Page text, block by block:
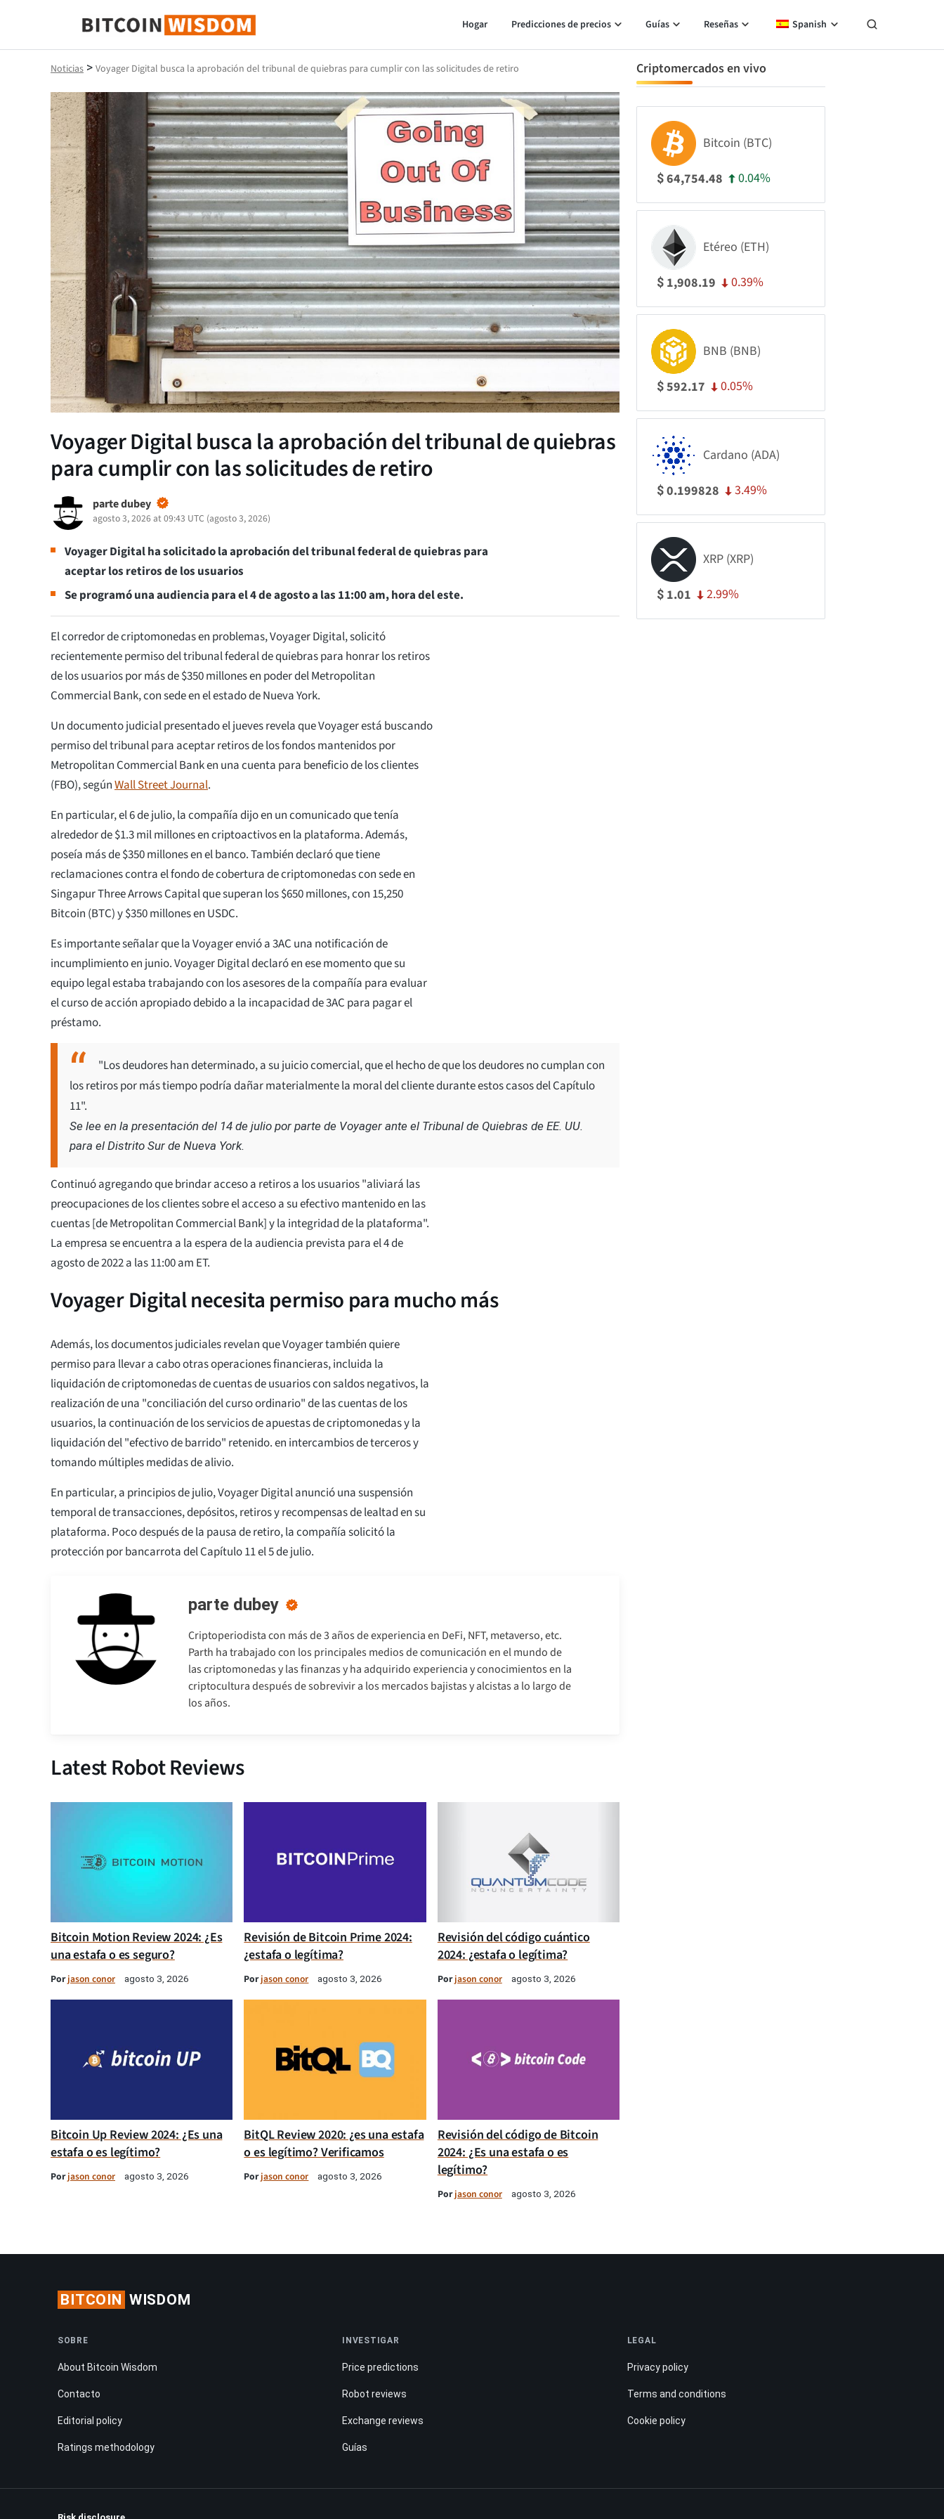
Sabiduría de Bitcoin
Hogar Predicciones de precios Guías Reseñas Spanish
Noticias > Voyager Digital busca la aprobación del tribunal de quiebras para cumplir con las solicitudes de retiro
Voyager Digital busca la aprobación del tribunal de quiebras
para cumplir con las solicitudes de retiro
parte dubey
agosto 3, 2026 at 09:43 UTC (agosto 3, 2026)
Voyager Digital ha solicitado la aprobación del tribunal federal de quiebras para
aceptar los retiros de los usuarios
Se programó una audiencia para el 4 de agosto a las 11:00 am, hora del este.
El corredor de criptomonedas en problemas, Voyager Digital, solicitó
recientemente permiso del tribunal federal de quiebras para honrar los retiros
de los usuarios por más de $350 millones en poder del Metropolitan
Commercial Bank, con sede en el estado de Nueva York.
Un documento judicial presentado el jueves revela que Voyager está buscando
permiso del tribunal para aceptar retiros de los fondos mantenidos por
Metropolitan Commercial Bank en una cuenta para beneficio de los clientes
(FBO), segúnWall Street Journal.
En particular, el 6 de julio, la compañía dijo en un comunicado que tenía
alrededor de $1.3 mil millones en criptoactivos en la plataforma. Además,
poseía más de $350 millones en el banco. También declaró que tiene
reclamaciones contra el fondo de cobertura de criptomonedas con sede en
Singapur Three Arrows Capital que superan los $650 millones, con 15,250
Bitcoin (BTC) y $350 millones en USDC.
Es importante señalar que la Voyager envió a 3AC una notificación de
incumplimiento en junio. Voyager Digital declaró en ese momento que su
equipo legal estaba trabajando con los asesores de la compañía para evaluar
el curso de acción apropiado debido a la incapacidad de 3AC para pagar el
préstamo.
"Los deudores han determinado, a su juicio comercial, que el hecho de que los deudores no cumplan con
los retiros por más tiempo podría dañar materialmente la moral del cliente durante estos casos del Capítulo
11".
Se lee en la presentación del 14 de julio por parte de Voyager ante el Tribunal de Quiebras de EE. UU.
para el Distrito Sur de Nueva York.
Continuó agregando que brindar acceso a retiros a los usuarios "aliviará las
preocupaciones de los clientes sobre el acceso a su efectivo mantenido en las
cuentas [de Metropolitan Commercial Bank] y la integridad de la plataforma".
La empresa se encuentra a la espera de la audiencia prevista para el 4 de
agosto de 2022 a las 11:00 am ET.
Voyager Digital necesita permiso para mucho más
Además, los documentos judiciales revelan que Voyager también quiere
permiso para llevar a cabo otras operaciones financieras, incluida la
liquidación de criptomonedas de cuentas de usuarios con saldos negativos, la
realización de una "conciliación del curso ordinario" de las cuentas de los
usuarios, la continuación de los servicios de apuestas de criptomonedas y la
liquidación del "efectivo de barrido" retenido. en intercambios de terceros y
tomando múltiples medidas de alivio.
En particular, a principios de julio, Voyager Digital anunció una suspensión
temporal de transacciones, depósitos, retiros y recompensas de lealtad en su
plataforma. Poco después de la pausa de retiro, la compañía solicitó la
protección por bancarrota del Capítulo 11 el 5 de julio.
parte dubey
Criptoperiodista con más de 3 años de experiencia en DeFi, NFT, metaverso, etc.
Parth ha trabajado con los principales medios de comunicación en el mundo de
las criptomonedas y las finanzas y ha adquirido experiencia y conocimientos en la
criptocultura después de sobrevivir a los mercados bajistas y alcistas a lo largo de
los años.
Latest Robot Reviews
Bitcoin Motion Review 2024: ¿Es
una estafa o es seguro?
Porjason conor agosto 3, 2026
Revisión de Bitcoin Prime 2024:
¿estafa o legítima?
Porjason conor agosto 3, 2026
Revisión del código cuántico
2024: ¿estafa o legítima?
Porjason conor agosto 3, 2026
Bitcoin Up Review 2024: ¿Es una
estafa o es legítimo?
Porjason conor agosto 3, 2026
BitQL Review 2020: ¿es una estafa
o es legítimo? Verificamos
Porjason conor agosto 3, 2026
Revisión del código de Bitcoin
2024: ¿Es una estafa o es
legítimo?
Porjason conor agosto 3, 2026
Criptomercados en vivo
Bitcoin (BTC)
$64,754.48 0.04%
Etéreo (ETH)
$ 1,908.19 0.39%
BNB (BNB)
$592.17 0.05%
Cardano (ADA)
$0.199828 3.49%
XRP (XRP)
$ 1.01 2.99%
BITCOIN WISDOM
SOBRE
About Bitcoin Wisdom
Contacto
Editorial policy
Ratings methodology
INVESTIGAR
Price predictions
Robot reviews
Exchange reviews
Guías
LEGAL
Privacy policy
Terms and conditions
Cookie policy